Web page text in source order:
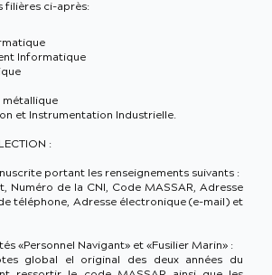
filières ci-après:
Informatique
Instrumentation Industrielle.
:
portant les renseignements suivants :
Numéro de la CNI, Code MASSAR, Adresse
téléphone, Adresse électronique (e-mail) et
«Personnel Navigant» et «Fusilier Marin» :
global el original des deux années du